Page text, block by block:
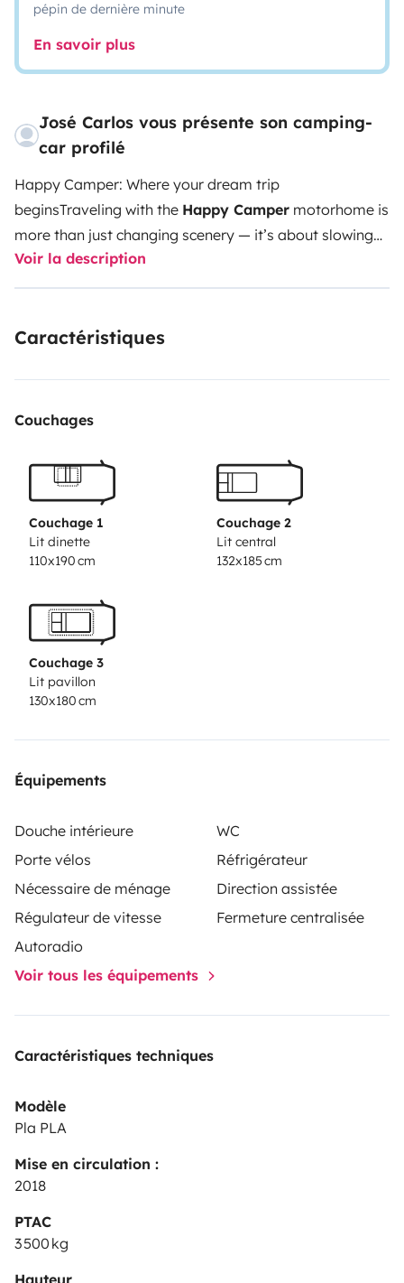
pépin de dernière minute
En savoir plus
José Carlos vous présente son camping-
car profilé
Happy Camper: Where your dream trip
beginsTraveling with the Happy Camper motorhome is
more than just changing scenery — it’s about slowing
down, relaxing, and enjoying every moment your way.
This practical and comfortable motorhome offers5
for small families, friends, or couples who like extra
can bring the comfort of home into nature
COMPLETE:• Kitchen kit (€28) – Includes knives, forks,
plates, glasses, mugs, pots, etc. • Bicycles (€8/day
each) • Toll reader (€15) • Beach chairs (€5 each) •
Bedding kit (€34 each) – Includes sheets, duvet, and
pillows • Sleeping bag (€8 each) • Towel set (€10 each) •
seats (€15 each)• Outdoor table with benches (€22) •
Awning (€16) • Barbecue (€16)
insurance for your adventure:
Deposit: €1,614 (refundable) • 24 h assistance included
(refundable) • Optional insurance: €18/night • Glass,
hours:• From 09:30 to 11:30 • From 14:00 to 16:30
to 20:00: €40 • From 20:00 to 08:00: €75
Sundays, and public holidaysalways incur an
additional€40 fee due to closure. If the service is
requestedoutside the free hours, the corresponding
fee (€30, €40, or €75
day included • Additional km: €0.34/km
Voir la description
Caractéristiques
Couchages
Couchage 1
Lit dinette
110x190 cm
Couchage 2
Lit central
132x185 cm
Couchage 3
Lit pavillon
130x180 cm
Équipements
Douche intérieure
WC
Porte vélos
Réfrigérateur
Nécessaire de ménage
Direction assistée
Régulateur de vitesse
Fermeture centralisée
Autoradio
Voir tous les équipements
Caractéristiques techniques
Modèle
Pla PLA
Mise en circulation :
2018
PTAC
3 500 kg
Hauteur